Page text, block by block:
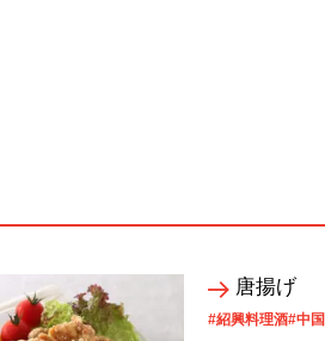
唐揚げ
#紹興料理酒#中国